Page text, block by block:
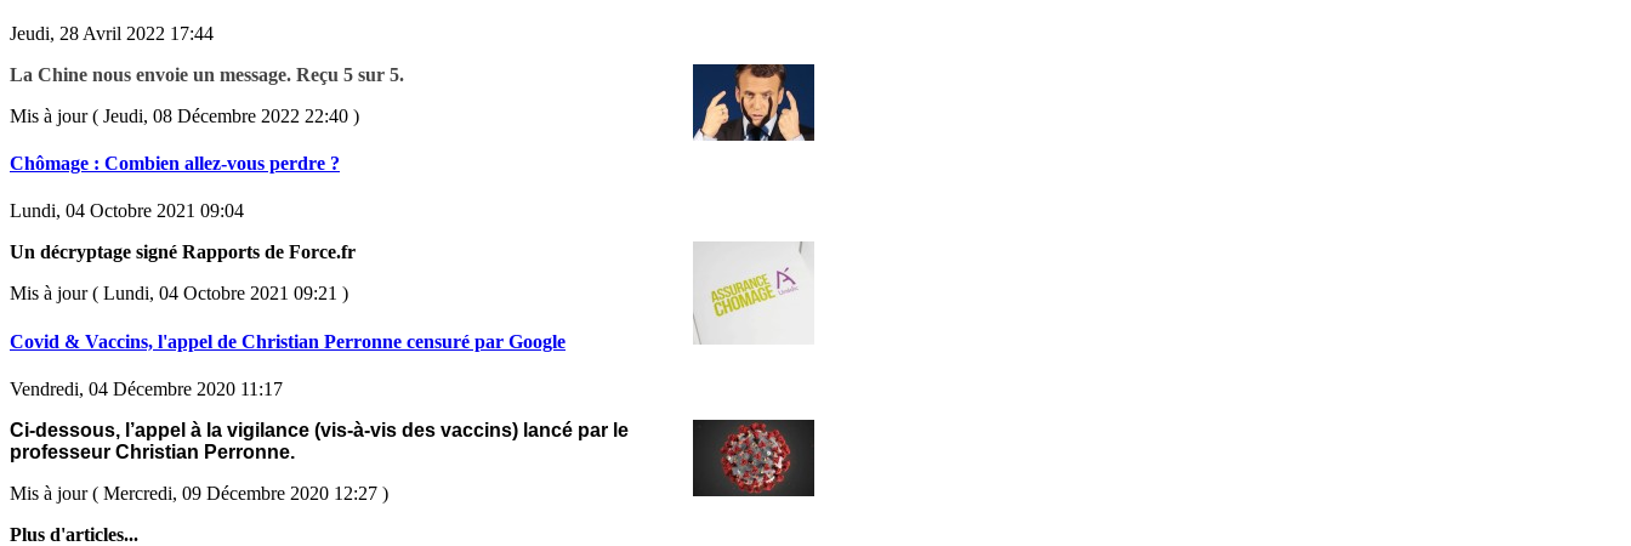
Jeudi, 28 Avril 2022 17:44
La Chine nous envoie un message. Reçu 5 sur 5.
Mis à jour ( Jeudi, 08 Décembre 2022 22:40 )
Chômage : Combien allez-vous perdre ?
Lundi, 04 Octobre 2021 09:04
Un décryptage signé Rapports de Force.fr
Mis à jour ( Lundi, 04 Octobre 2021 09:21 )
Covid & Vaccins, l'appel de Christian Perronne censuré par Google
Vendredi, 04 Décembre 2020 11:17
Ci-dessous, l’appel à la vigilance (vis-à-vis des vaccins) lancé par le
professeur Christian Perronne.
Mis à jour ( Mercredi, 09 Décembre 2020 12:27 )
Plus d'articles...